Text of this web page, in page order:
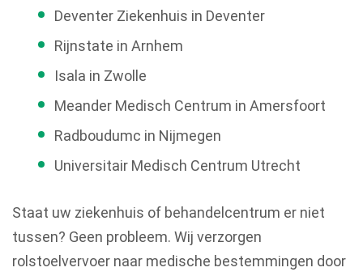
Deventer Ziekenhuis in Deventer
Rijnstate in Arnhem
Isala in Zwolle
Meander Medisch Centrum in Amersfoort
Radboudumc in Nijmegen
Universitair Medisch Centrum Utrecht
Staat uw ziekenhuis of behandelcentrum er niet
tussen? Geen probleem. Wij verzorgen
rolstoelvervoer naar medische bestemmingen door